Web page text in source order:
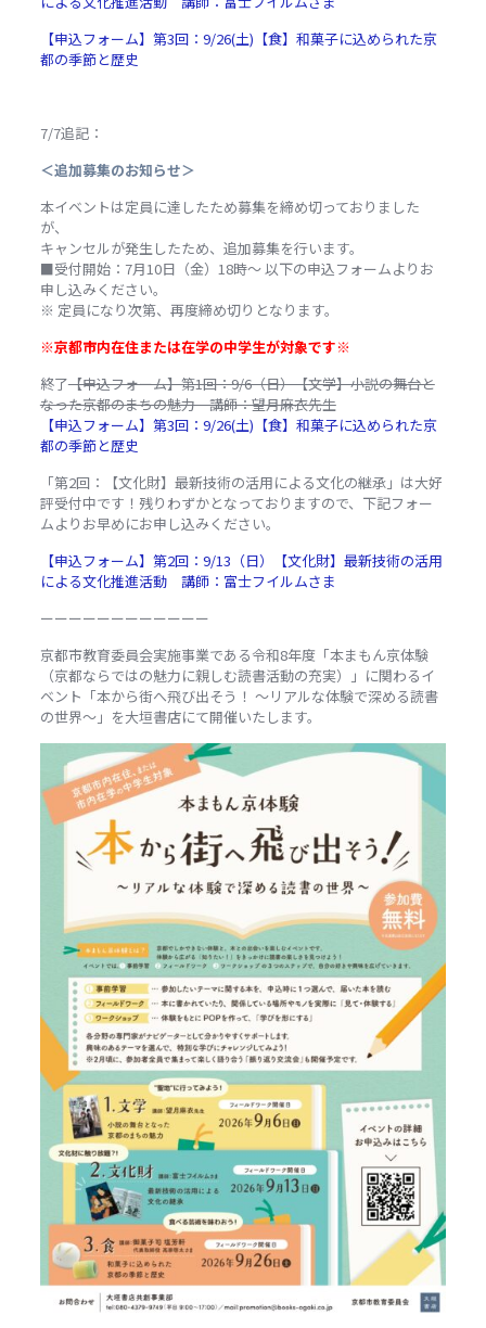
【申込フォーム】第3回：9/26(土) 【食】和菓子に込められた京
都の季節と歴史
7/7追記：
＜追加募集のお知らせ＞
本イベントは定員に達したため募集を締め切っておりました
が、
キャンセルが発生したため、追加募集を行います。
■受付開始：7月10日（金）18時～ 以下の申込フォームよりお
申し込みください。
※ 定員になり次第、再度締め切りとなります。
※京都市内在住または在学の中学生が対象です※
終了【申込フォーム】第1回：9/6（日）【文学】小説の舞台と
なった京都のまちの魅力 講師：望月麻衣先生
【申込フォーム】第3回：9/26(土) 【食】和菓子に込められた京
都の季節と歴史
「第2回：【文化財】最新技術の活用による文化の継承」は大好
評受付中です！残りわずかとなっておりますので、下記フォー
ムよりお早めにお申し込みください。
【申込フォーム】第2回：9/13（日）【文化財】最新技術の活用
による文化推進活動 講師：富士フイルムさま
ーーーーーーーーーーーー
京都市教育委員会実施事業である令和8年度「本まもん京体験
（京都ならではの魅力に親しむ読書活動の充実）」に関わるイ
ベント「本から街へ飛び出そう！ ～リアルな体験で深める読書
の世界～」を大垣書店にて開催いたします。